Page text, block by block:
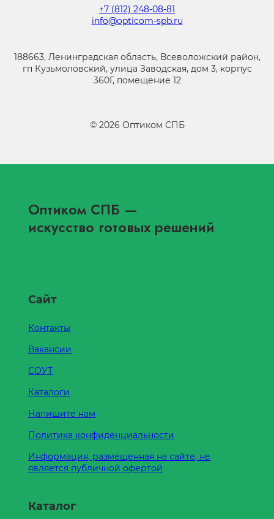
+7 (812) 248-08-81
info@opticom-spb.ru
188663, Ленинградская область, Всеволожский район,
гп Кузьмоловский, улица Заводская, дом 3, корпус
360Г, помещение 12
© 2026 Оптиком СПБ
Оптиком СПБ —
искусство готовых решений
Сайт
Контакты
Вакансии
СОУТ
Каталоги
Напишите нам
Политика конфиденциальности
Информация, размещенная на сайте, не
является публичной офертой
Каталог